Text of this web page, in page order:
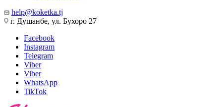
help@koketka.tj
г. Душанбе, ул. Бухоро 27
Facebook
Instagram
Telegram
Viber
Viber
WhatsApp
TikTok